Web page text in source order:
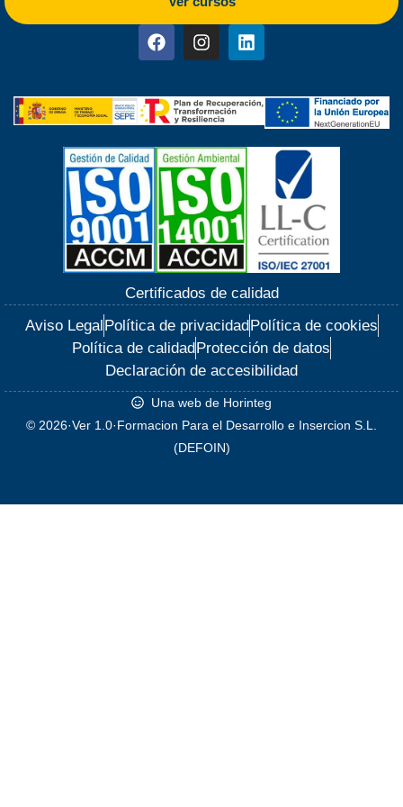
Certificados de calidad
Aviso LegalPolítica de privacidadPolítica de cookies
Política de calidadProtección de datos
Declaración de accesibilidad
© 2026·Ver 1.0·Formacion Para el Desarrollo e Insercion S.L.
(DEFOIN)
Una web de Horinteg